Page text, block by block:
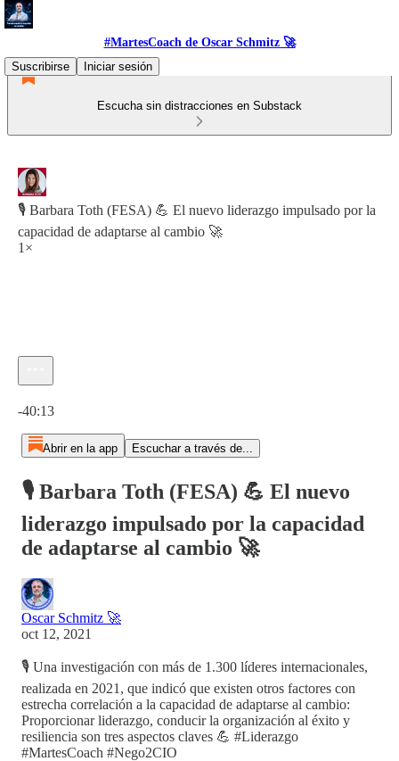
#MartesCoach de Oscar Schmitz 🚀
Suscribirse
Iniciar sesión
Escucha sin distracciones en Substack
🎙️ Barbara Toth (FESA) 💪 El nuevo liderazgo impulsado por la
capacidad de adaptarse al cambio 🚀
1×
-40:13
Abrir en la app Escuchar a través de...
🎙️ Barbara Toth (FESA) 💪 El nuevo
liderazgo impulsado por la capacidad
de adaptarse al cambio 🚀
Oscar Schmitz 🚀
oct 12, 2021
🎙️ Una investigación con más de 1.300 líderes internacionales,
realizada en 2021, que indicó que existen otros factores con
estrecha correlación a la capacidad de adaptarse al cambio:
Proporcionar liderazgo, conducir la organización al éxito y
resiliencia son tres aspectos claves 💪 #Liderazgo
#MartesCoach #Nego2CIO